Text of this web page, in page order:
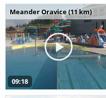
Meander Oravice (11 km)
09:18